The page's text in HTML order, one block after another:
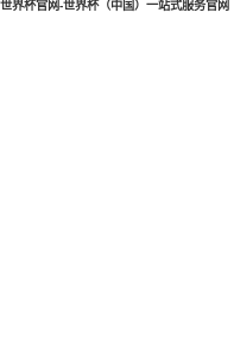
世界杯官网-世界杯（中国）一站式服务官网